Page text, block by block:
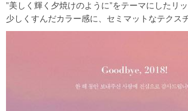
”美しく輝く夕焼けのように”をテーマにしたリ
少しくすんだカラー感に、セミマットなテクス